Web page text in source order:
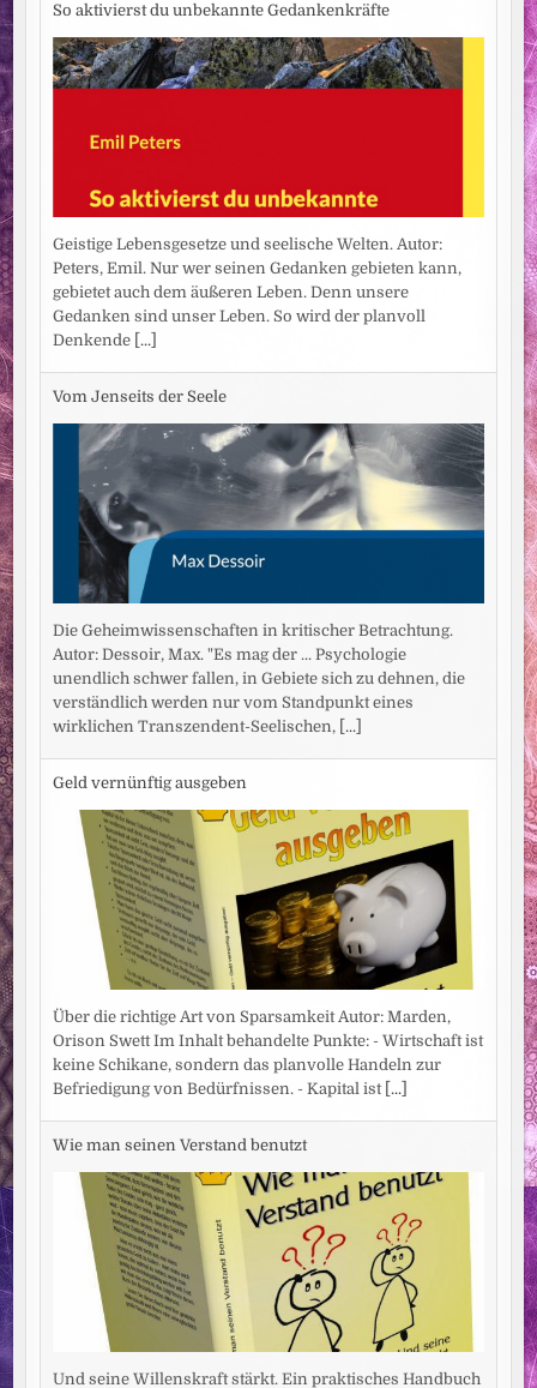
So aktivierst du unbekannte Gedankenkräfte
Geistige Lebensgesetze und seelische Welten. Autor:
Peters, Emil. Nur wer seinen Gedanken gebieten kann,
gebietet auch dem äußeren Leben. Denn unsere
Gedanken sind unser Leben. So wird der planvoll
Denkende [...]
Vom Jenseits der Seele
Die Geheimwissenschaften in kritischer Betrachtung.
Autor: Dessoir, Max. "Es mag der ... Psychologie
unendlich schwer fallen, in Gebiete sich zu dehnen, die
verständlich werden nur vom Standpunkt eines
wirklichen Transzendent-Seelischen,
[...]
Geld vernünftig ausgeben
Über die richtige Art von Sparsamkeit Autor: Marden,
Orison Swett Im Inhalt behandelte Punkte: - Wirtschaft ist
keine Schikane, sondern das planvolle Handeln zur
Befriedigung von Bedürfnissen. - Kapital ist [...]
Wie man seinen Verstand benutzt
Und seine Willenskraft stärkt. Ein praktisches Handbuch